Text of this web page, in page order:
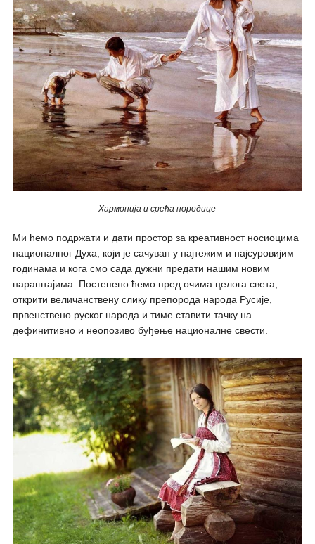
Хармонија и срећа породице
Ми ћемо подржати и дати простор за креативност носиоцима
националног Духа, који је сачуван у најтежим и најсуровијим
годинама и кога смо сада дужни предати нашим новим
нараштајима. Постепено ћемо пред очима целога света,
открити величанствену слику препорода народа Русије,
првенствено руског народа и тиме ставити тачку на
дефинитивно и неопозиво буђење националне свести.